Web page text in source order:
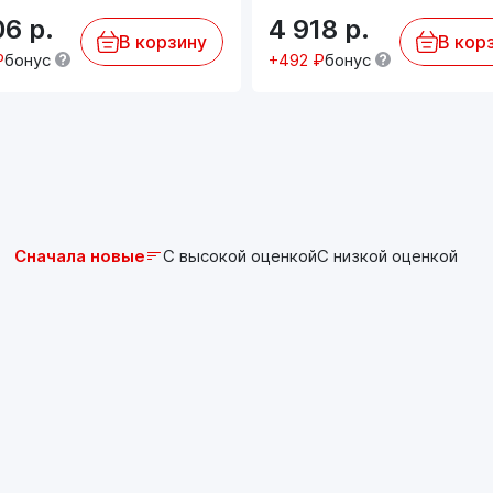
р.
бонус
В корзину 4 918 р.
+492 ₽бонус
В
Сначала новые С высокой оценкойС низкой оценкой